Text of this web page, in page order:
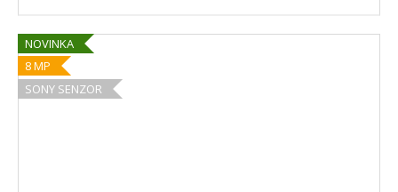
NOVINKA
8 MP
SONY SENZOR